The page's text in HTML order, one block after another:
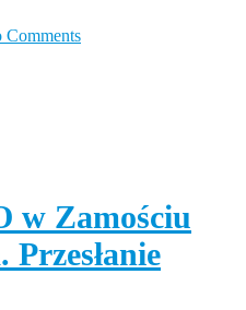
Comments
w Zamościu